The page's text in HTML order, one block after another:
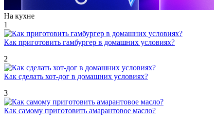
На кухне
1
Как приготовить гамбургер в домашних условиях?
2
Как сделать хот-дог в домашних условиях?
3
Как самому приготовить амарантовое масло?